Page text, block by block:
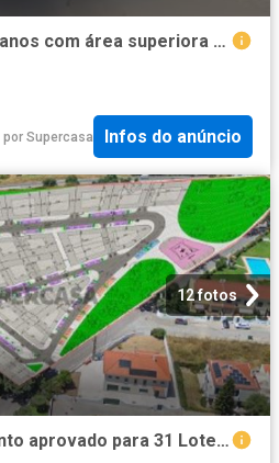
Terreno105 Lotes Urbanos com área superiora 21.000² Urbanização Pinhal de Negreiros, em Setúbal. OPORTUNIDADE!
por Supercasa Infos do anúncio
12 fotos
Terreno com loteamento aprovado para 31 Lotes para construção